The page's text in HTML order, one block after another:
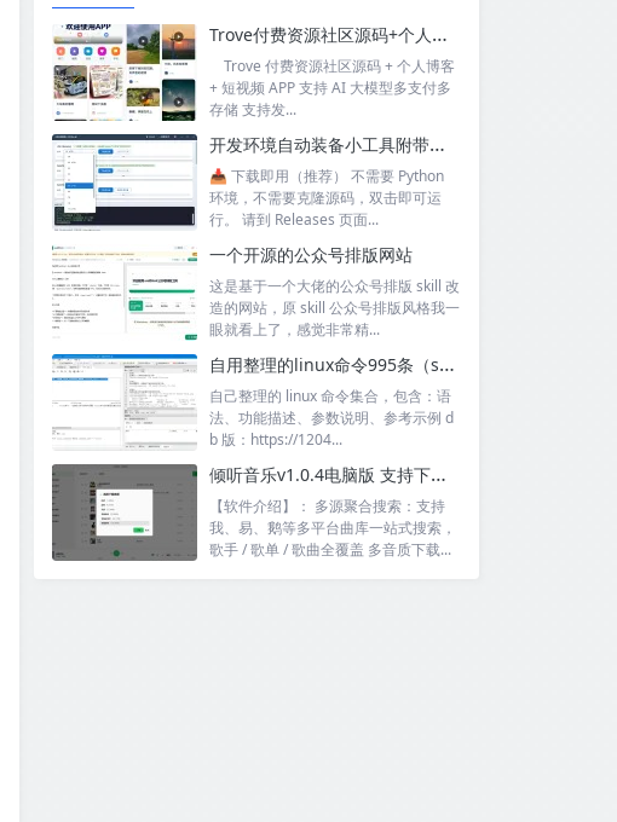
Trove付费资源社区源码+个人博客+短视频 APP 支持AI大模型多支付多存储
Trove 付费资源社区源码 + 个人博客
+ 短视频 APP 支持 AI 大模型多支付多
存储 支持发...
开发环境自动装备小工具附带源码
📥 下载即用（推荐） 不需要 Python
环境，不需要克隆源码，双击即可运
行。 请到 Releases 页面...
一个开源的公众号排版网站
这是基于一个大佬的公众号排版 skill 改
造的网站，原 skill 公众号排版风格我一
眼就看上了，感觉非常精...
自用整理的linux命令995条（sql+excel）
自己整理的 linux 命令集合，包含：语
法、功能描述、参数说明、参考示例 d
b 版：https://1204...
倾听音乐v1.0.4电脑版 支持下载无损音质 可听可下有歌词
【软件介绍】： 多源聚合搜索：支持
我、易、鹅等多平台曲库一站式搜索，
歌手 / 歌单 / 歌曲全覆盖 多音质下载...